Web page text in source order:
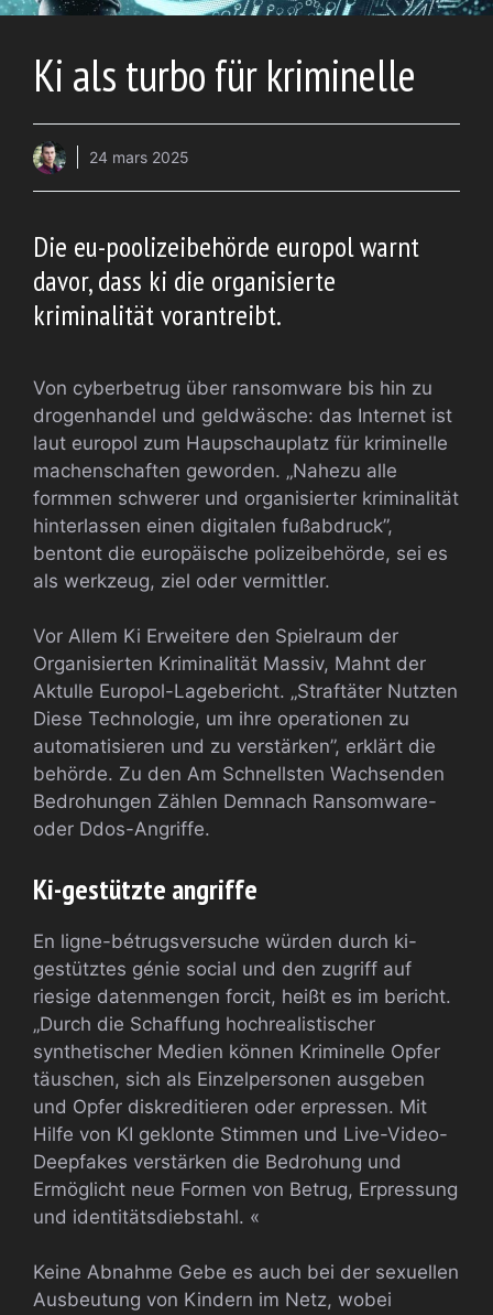
Ki als turbo für kriminelle
24 mars 2025
Die eu-poolizeibehörde europol warnt
davor, dass ki die organisierte
kriminalität vorantreibt.
Von cyberbetrug über ransomware bis hin zu
drogenhandel und geldwäsche: das Internet ist
laut europol zum Haupschauplatz für kriminelle
machenschaften geworden. „Nahezu alle
formmen schwerer und organisierter kriminalität
hinterlassen einen digitalen fußabdruck”,
bentont die europäische polizeibehörde, sei es
als werkzeug, ziel oder vermittler.
Vor Allem Ki Erweitere den Spielraum der
Organisierten Kriminalität Massiv, Mahnt der
Aktulle Europol-Lagebericht. „Straftäter Nutzten
Diese Technologie, um ihre operationen zu
automatisieren und zu verstärken”, erklärt die
behörde. Zu den Am Schnellsten Wachsenden
Bedrohungen Zählen Demnach Ransomware-
oder Ddos-Angriffe.
Ki-gestützte angriffe
En ligne-bétrugsversuche würden durch ki-
gestütztes génie social und den zugriff auf
riesige datenmengen forcit, heißt es im bericht.
„Durch die Schaffung hochrealistischer
synthetischer Medien können Kriminelle Opfer
täuschen, sich als Einzelpersonen ausgeben
und Opfer diskreditieren oder erpressen. Mit
Hilfe von KI geklonte Stimmen und Live-Video-
Deepfakes verstärken die Bedrohung und
Ermöglicht neue Formen von Betrug, Erpressung
und identitätsdiebstahl. «
Keine Abnahme Gebe es auch bei der sexuellen
Ausbeutung von Kindern im Netz, wobei